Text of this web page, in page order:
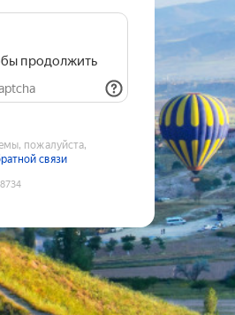
продолжить
пожалуйста,
связи